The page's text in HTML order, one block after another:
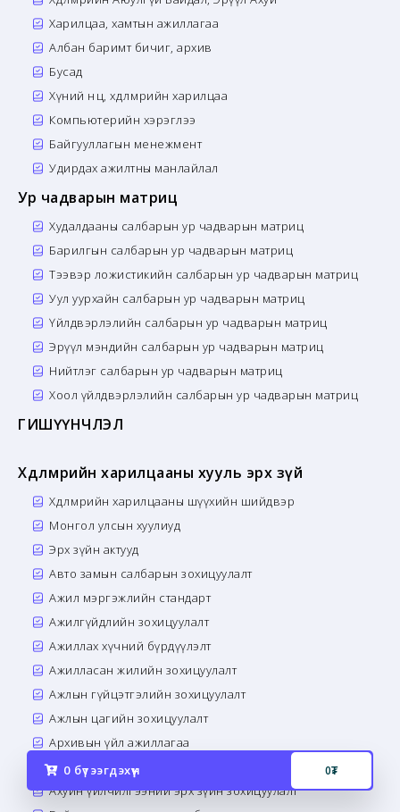
Харилцаа, хамтын ажиллагаа
Албан баримт бичиг, архив
Бусад
Хүний нөөц, хөдөлмөрийн харилцаа
Компьютерийн хэрэглээ
Байгууллагын менежмент
Удирдах ажилтны манлайлал
Ур чадварын матриц
Худалдааны салбарын ур чадварын матриц
Барилгын салбарын ур чадварын матриц
Тээвэр ложистикийн салбарын ур чадварын матриц
Уул уурхайн салбарын ур чадварын матриц
Үйлдвэрлэлийн салбарын ур чадварын матриц
Эрүүл мэндийн салбарын ур чадварын матриц
Нийтлэг салбарын ур чадварын матриц
Хоол үйлдвэрлэлийн салбарын ур чадварын матриц
ГИШҮҮНЧЛЭЛ
Хөдөлмөрийн харилцааны хууль эрх зүй
Хөдөлмөрийн харилцааны шүүхийн шийдвэр
Монгол улсын хуулиуд
Эрх зүйн актууд
Авто замын салбарын зохицуулалт
Ажил мэргэжлийн стандарт
Ажилгүйдлийн зохицуулалт
Ажиллах хүчний бүрдүүлэлт
Ажилласан жилийн зохицуулалт
Ажлын гүйцэтгэлийн зохицуулалт
Ажлын цагийн зохицуулалт
Архивын үйл ажиллагаа
Ахмад насны зохицуулалт
Ахуйн үйлчилгээний эрх зүйн зохицуулалт
0 бүтээгдэхүүн 0₮